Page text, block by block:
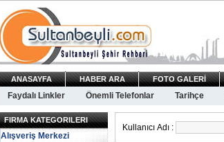
ANASAYFA HABER ARA FOTO GALERİ
Faydalı Linkler Önemli Telefonlar Tarihçe
FIRMA KATEGORILERI
Alışveriş Merkezi
Kullanıcı Adı :